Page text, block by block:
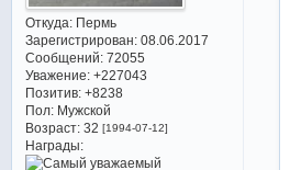
Откуда:Пермь
Зарегистрирован: 08.06.2017
Сообщений:72055
Уважение: +227043
Позитив: +8238
Пол:Мужской
Возраст:32 [1994-07-12]
Награды: